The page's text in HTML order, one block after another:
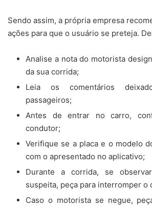
Sendo assim, a própria empresa
ações para que o usuário se preteja.
Analise a nota do motorista
da sua corrida;
Leia os comentários
passageiros;
Antes de entrar no carro,
condutor;
Verifique se a placa e o modelo
com o apresentado no aplicativo;
Durante a corrida, se
suspeita, peça para interromper o
Caso o motorista se negue,